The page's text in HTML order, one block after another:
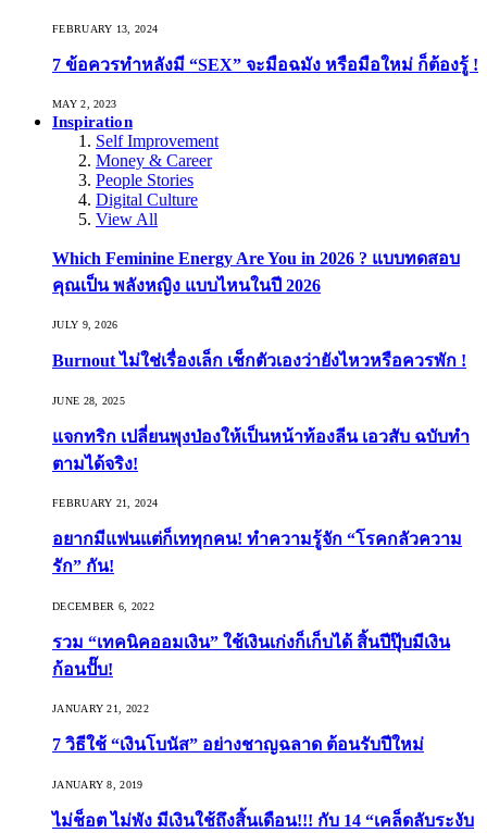
FEBRUARY 13, 2024
7 ข้อควรทำหลังมี “SEX” จะมือฉมัง หรือมือใหม่ ก็ต้องรู้ !
MAY 2, 2023
Inspiration
Self Improvement
Money & Career
People Stories
Digital Culture
View All
Which Feminine Energy Are You in 2026 ? แบบทดสอบ
คุณเป็น พลังหญิง แบบไหนในปี 2026
JULY 9, 2026
Burnout ไม่ใช่เรื่องเล็ก เช็กตัวเองว่ายังไหวหรือควรพัก !
JUNE 28, 2025
แจกทริก เปลี่ยนพุงป่องให้เป็นหน้าท้องลีน เอวสับ ฉบับทำ
ตามได้จริง!
FEBRUARY 21, 2024
อยากมีแฟนแต่ก็เททุกคน! ทำความรู้จัก “โรคกลัวความ
รัก” กัน!
DECEMBER 6, 2022
รวม “เทคนิคออมเงิน” ใช้เงินเก่งก็เก็บได้ สิ้นปีปุ๊บมีเงิน
ก้อนปั๊บ!
JANUARY 21, 2022
7 วิธีใช้ “เงินโบนัส” อย่างชาญฉลาด ต้อนรับปีใหม่
JANUARY 8, 2019
ไม่ช็อต ไม่พัง มีเงินใช้ถึงสิ้นเดือน!!! กับ 14 “เคล็ดลับระงับ